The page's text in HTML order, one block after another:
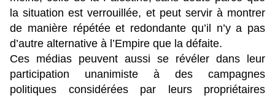
la situation est verrouillée, et peut servir à montrer
de manière répétée et redondante qu’il n’y a pas
d’autre alternative à l’Empire que la défaite.
Ces médias peuvent aussi se révéler dans leur
participation unanimiste à des campagnes
politiques considérées par leurs propriétaires